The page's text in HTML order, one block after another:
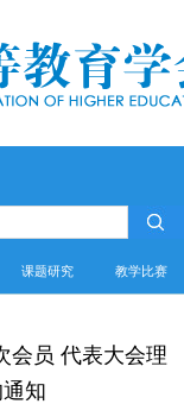
课题研究 教学比赛
会员 代表大会理
知